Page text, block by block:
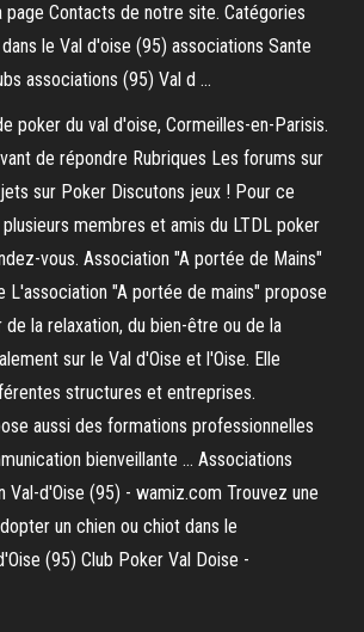
page Contacts de notre site. Catégories
le Val d'oise (95) associations Sante
associations (95) Val d ...
poker du val d'oise, Cormeilles-en-Parisis.
de répondre Rubriques Les forums sur
sur Poker Discutons jeux ! Pour ce
membres et amis du LTDL poker
vous. Association "A portée de Mains"
L'association "A portée de mains" propose
la relaxation, du bien-être ou de la
sur le Val d'Oise et l'Oise. Elle
structures et entreprises.
aussi des formations professionnelles
bienveillante ... Associations
Val-d'Oise (95) - wamiz.com Trouvez une
un chien ou chiot dans le
(95) Club Poker Val Doise -